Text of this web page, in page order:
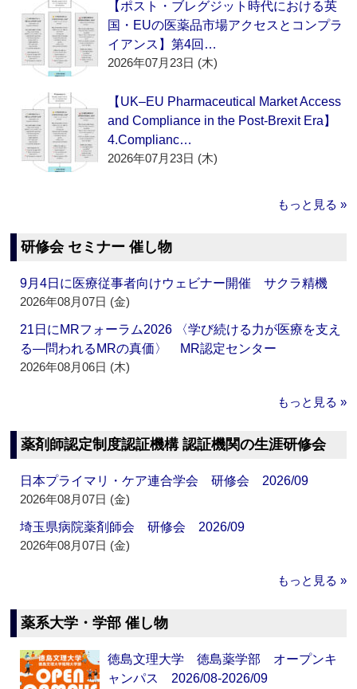
【ポスト・ブレグジット時代における英
国・EUの医薬品市場アクセスとコンプラ
イアンス】第4回…
2026年07月23日 (木)
【UK–EU Pharmaceutical Market Access
and Compliance in the Post-Brexit Era】
4.Complianc…
2026年07月23日 (木)
もっと見る »
研修会 セミナー 催し物
9月4日に医療従事者向けウェビナー開催 サクラ精機
2026年08月07日 (金)
21日にMRフォーラム2026 〈学び続ける力が医療を支え
る―問われるMRの真価〉 MR認定センター
2026年08月06日 (木)
もっと見る »
薬剤師認定制度認証機構 認証機関の生涯研修会
日本プライマリ・ケア連合学会 研修会 2026/09
2026年08月07日 (金)
埼玉県病院薬剤師会 研修会 2026/09
2026年08月07日 (金)
もっと見る »
薬系大学・学部 催し物
徳島文理大学 徳島薬学部 オープンキ
ャンパス 2026/08-2026/09